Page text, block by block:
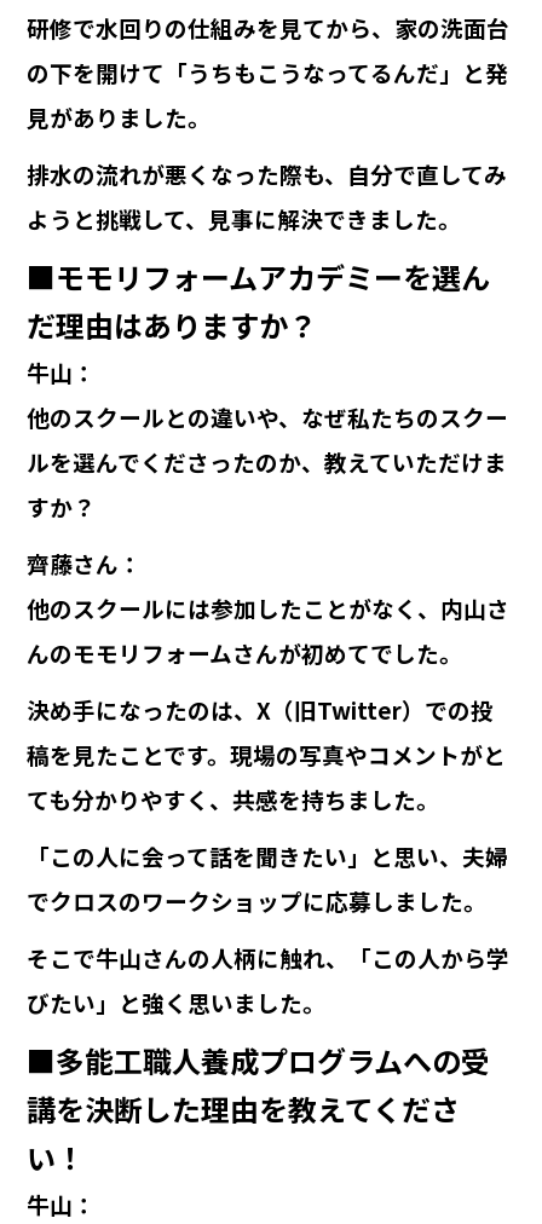
研修で水回りの仕組みを見てから、家の洗面台
の下を開けて「うちもこうなってるんだ」と発
見がありました。
排水の流れが悪くなった際も、自分で直してみ
ようと挑戦して、見事に解決できました。
■モモリフォームアカデミーを選ん
だ理由はありますか？
牛山 ：
他のスクールとの違いや、なぜ私たちのスクー
ルを選んでくださったのか、教えていただけま
すか？
齊藤さん ：
他のスクールには参加したことがなく、内山さ
んのモモリフォームさんが初めてでした。
決め手になったのは、X（旧Twitter）での投
稿を見たことです。現場の写真やコメントがと
ても分かりやすく、共感を持ちました。
「この人に会って話を聞きたい」と思い、夫婦
でクロスのワークショップに応募しました。
そこで牛山さんの人柄に触れ、「この人から学
びたい」と強く思いました。
■多能工職人養成プログラムへの受
講を決断した理由を教えてくださ
い！
牛山 ：